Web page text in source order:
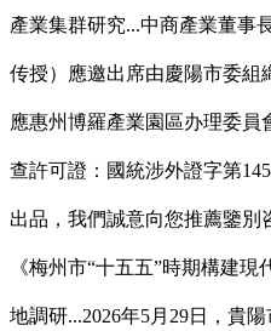
產業集群研究...中商產業董事
传授）應邀出席由慶陽市委組
應惠州博羅產業園區办理委員
查許可證：國統涉外證字第
出品，我們誠意向您推薦鑒
《梅州市“十五五”時期構建
地調研...2026年5月29日，貴